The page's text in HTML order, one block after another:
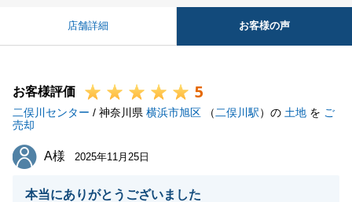
店舗詳細 お客様の声
お客様評価 5
二俣川センター / 神奈川県 横浜市旭区 （ 二俣川駅）の 土地 を ご
売却
A様
A様 2025年11月25日
本当にありがとうございました